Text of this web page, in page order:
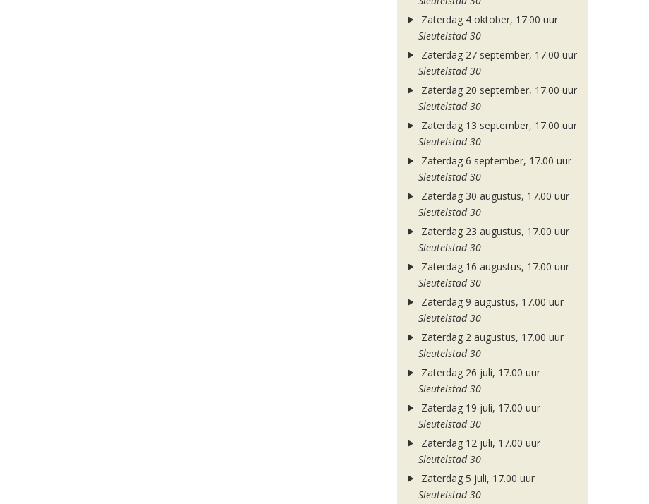
Zaterdag 4 oktober, 17.00 uur
Sleutelstad 30
Zaterdag 27 september, 17.00 uur
Sleutelstad 30
Zaterdag 20 september, 17.00 uur
Sleutelstad 30
Zaterdag 13 september, 17.00 uur
Sleutelstad 30
Zaterdag 6 september, 17.00 uur
Sleutelstad 30
Zaterdag 30 augustus, 17.00 uur
Sleutelstad 30
Zaterdag 23 augustus, 17.00 uur
Sleutelstad 30
Zaterdag 16 augustus, 17.00 uur
Sleutelstad 30
Zaterdag 9 augustus, 17.00 uur
Sleutelstad 30
Zaterdag 2 augustus, 17.00 uur
Sleutelstad 30
Zaterdag 26 juli, 17.00 uur
Sleutelstad 30
Zaterdag 19 juli, 17.00 uur
Sleutelstad 30
Zaterdag 12 juli, 17.00 uur
Sleutelstad 30
Zaterdag 5 juli, 17.00 uur
Sleutelstad 30